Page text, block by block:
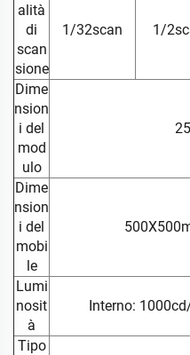
alità
di
scan
sione
1/32scan 1/
Dime
nsion
i del
mod
ulo
Dime
nsion
i del
mobi
le
Lumi
nosit
à
Interno:
Tipo